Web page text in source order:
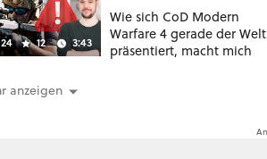
12 3:43
Wie sich CoD Modern
Warfare 4 gerade der Welt
präsentiert, macht mich
anzeigen